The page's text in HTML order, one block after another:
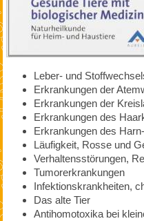
Leber- und
Erkrankungen der
Erkrankungen der
Erkrankungen des
Erkrankungen des
Läufigkeit, Rosse und
Verhaltensstörungen,
Tumorerkrankungen
Infektionskrankheiten,
Das alte Tier
Antihomotoxika bei